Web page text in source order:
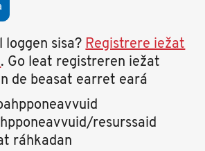
loggen sisa?Registrere iežat
. Go leat registreren iežat
de beasat earret eará
resurssaid
ráhkadan